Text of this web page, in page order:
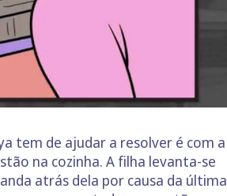
tem de ajudar a resolver é com a
na cozinha. A filha levanta-se
atrás dela por causa da última